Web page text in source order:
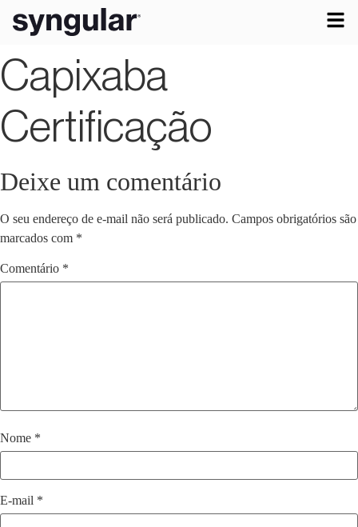
Capixaba
Certificação
Deixe um comentário
O seu endereço de e-mail não será publicado. Campos obrigatórios são
marcados com *
Comentário *
Nome *
E-mail *